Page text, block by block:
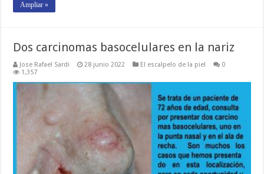
Ampliar »
Dos carcinomas basocelulares en la nariz
Jose Rafael Sardi 28 junio 2022 El escalpelo de la piel
0
1,357